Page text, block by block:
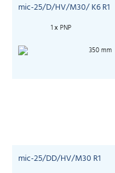
mic-25/D/HV/M30/ K6 R1
1 х PNP
350 mm
mic-25/DD/HV/M30 R1